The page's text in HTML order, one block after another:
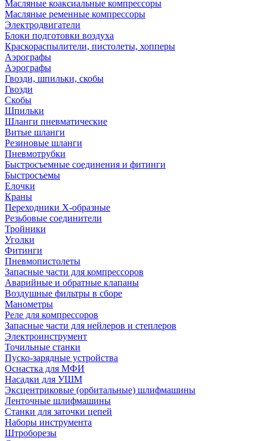
Масляные коаксиальные компрессоры
Масляные ременные компрессоры
Электродвигатели
Блоки подготовки воздуха
Краскораспылители, пистолеты, хопперы
Аэрографы
Аэрографы
Гвозди, шпильки, скобы
Гвозди
Скобы
Шпильки
Шланги пневматические
Витые шланги
Резиновые шланги
Пневмотрубки
Быстросъемные соединения и фитинги
Быстросъемы
Елочки
Краны
Переходники Х-образные
Резьбовые соединители
Тройники
Уголки
Фитинги
Пневмопистолеты
Запасные части для компрессоров
Аварийные и обратные клапаны
Воздушные фильтры в сборе
Манометры
Реле для компрессоров
Запасные части для нейлеров и степлеров
Электроинструмент
Точильные станки
Пуско-зарядные устройства
Оснастка для МФИ
Насадки для УШМ
Эксцентриковые (орбитальные) шлифмашины
Ленточные шлифмашины
Станки для заточки цепей
Наборы инструмента
Штроборезы